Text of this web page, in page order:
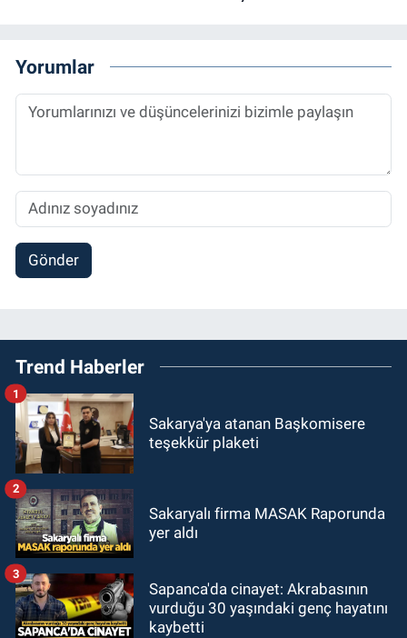
Yorumlar
Gönder
Trend Haberler
Sakarya'ya atanan Başkomisere
teşekkür plaketi
1
Sakaryalı firma MASAK Raporunda
yer aldı
2
Sapanca'da cinayet: Akrabasının
vurduğu 30 yaşındaki genç hayatını
kaybetti
3